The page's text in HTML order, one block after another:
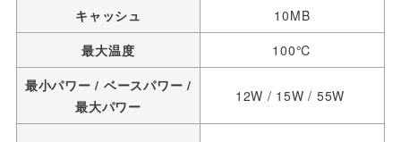
キャッシュ
10MB
最大温度
100℃
最小パワー / ベースパワー /
最大パワー
12W / 15W / 55W